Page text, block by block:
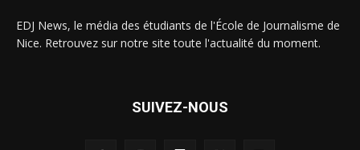
EDJ News, le média des étudiants de l'École de Journalisme de
Nice. Retrouvez sur notre site toute l'actualité du moment.
SUIVEZ-NOUS